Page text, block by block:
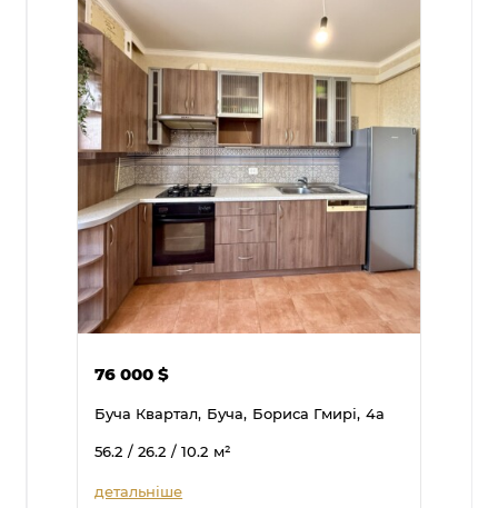
76 000$
Буча Квартал, Буча, Бориса Гмирі, 4а
56.2 / 26.2 / 10.2 м²
детальніше